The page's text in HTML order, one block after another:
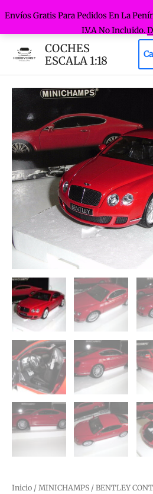
Envíos Gratis Para Pedidos En La
I.V.A No Incluido.
COCHES
ESCALA 1:18
Inicio / MINICHAMPS / BENTLEY